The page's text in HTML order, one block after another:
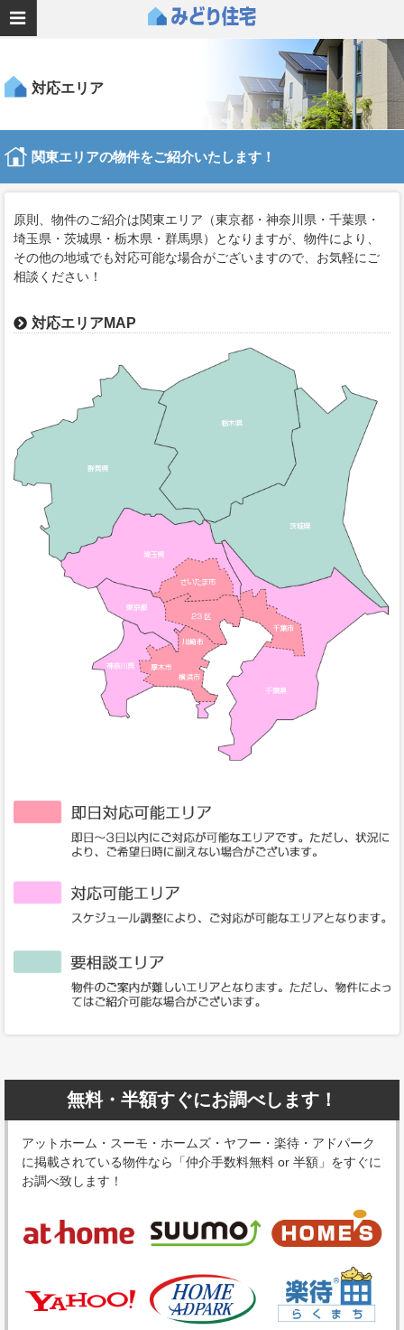
対応エリア
関東エリアの物件をご紹介いたします！
原則、物件のご紹介は関東エリア（東京都・神奈川県・千葉県・
埼玉県・茨城県・栃木県・群馬県）となりますが、物件により、
その他の地域でも対応可能な場合がございますので、お気軽にご
相談ください！
対応エリアMAP
無料・半額すぐにお調べします！
アットホーム・スーモ・ホームズ・ヤフー・楽待・アドパーク
に掲載されている物件なら「仲介手数料無料 or 半額」をすぐに
お調べ致します！